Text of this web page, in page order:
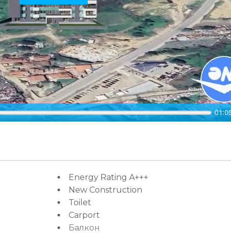
Energy Rating A+++
New Construction
Toilet
Carport
Балкон